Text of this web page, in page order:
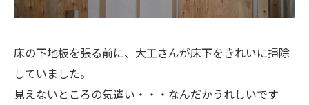
床の下地板を張る前に、大工さんが床下をきれいに掃除
していました。
見えないところの気遣い・・・なんだかうれしいです